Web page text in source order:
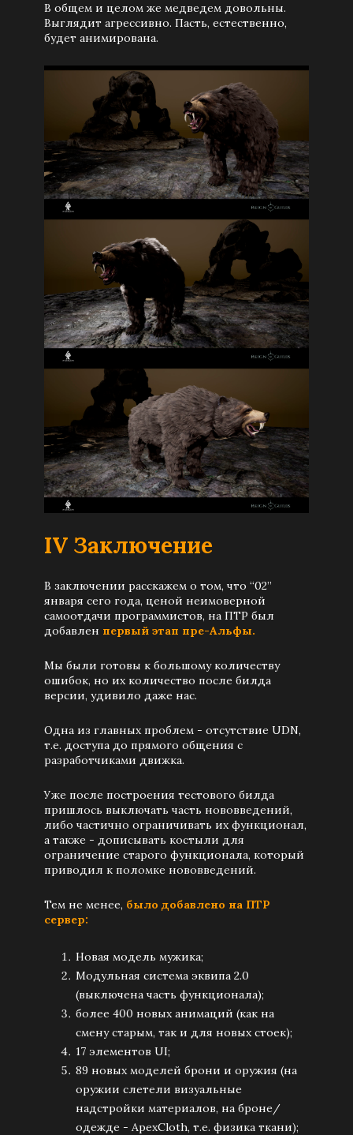
В общем и целом же медведем довольны.
Выглядит агрессивно. Пасть, естественно,
будет анимирована.
IV Заключение
В заключении расскажем о том, что “02”
января сего года, ценой неимоверной
самоотдачи программистов, на ПТР был
добавлен первый этап пре-Альфы.
Мы были готовы к большому количеству
ошибок, но их количество после билда
версии, удивило даже нас.
Одна из главных проблем - отсутствие UDN,
т.е. доступа до прямого общения с
разработчиками движка.
Уже после построения тестового билда
пришлось выключать часть нововведений,
либо частично ограничивать их функционал,
а также - дописывать костыли для
ограничение старого функционала, который
приводил к поломке нововведений.
Тем не менее, было добавлено на ПТР
сервер:
Новая модель мужика;
Модульная система эквипа 2.0
(выключена часть функционала);
более 400 новых анимаций (как на
смену старым, так и для новых стоек);
17 элементов UI;
89 новых моделей брони и оружия (на
оружии слетели визуальные
надстройки материалов, на броне/
одежде - ApexCloth, т.е. физика ткани);